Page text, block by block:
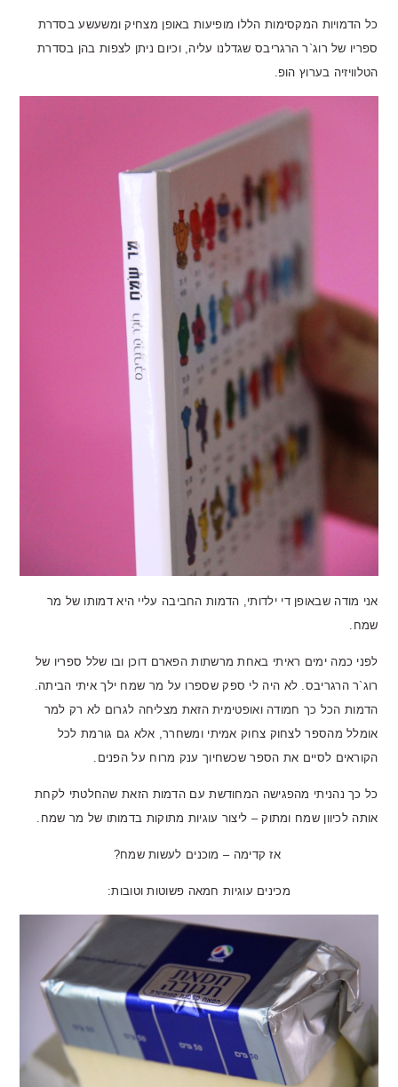
כל הדמויות המקסימות הללו מופיעות באופן מצחיק ומשעשע בסדרת
ספריו של רוג`ר הרגריבס שגדלנו עליה, וכיום ניתן לצפות בהן בסדרת
הטלוויזיה בערוץ הופ.
אני מודה שבאופן די ילדותי, הדמות החביבה עליי היא דמותו של מר
שמח.
לפני כמה ימים ראיתי באחת מרשתות הפארם דוכן ובו שלל ספריו של
רוג`ר הרגריבס. לא היה לי ספק שספרו על מר שמח ילך איתי הביתה.
הדמות הכל כך חמודה ואופטימית הזאת מצליחה לגרום לא רק למר
אומלל מהספר לצחוק צחוק אמיתי ומשחרר, אלא גם גורמת לכל
הקוראים לסיים את הספר שכשחיוך ענק מרוח על הפנים.
כל כך נהניתי מהפגישה המחודשת עם הדמות הזאת שהחלטתי לקחת
אותה לכיוון שמח ומתוק – ליצור עוגיות מתוקות בדמותו של מר שמח.
אז קדימה – מוכנים לעשות שמח?
מכינים עוגיות חמאה פשוטות וטובות: